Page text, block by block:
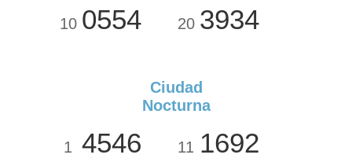
10 0554 20 3934
Ciudad
Nocturna
1 4546 11 1692